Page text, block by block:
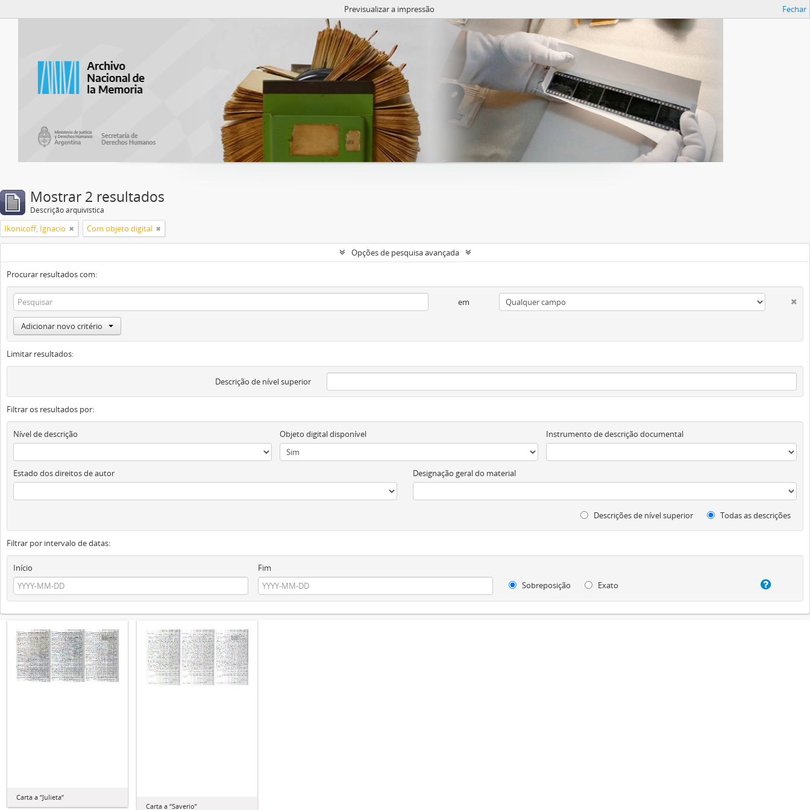
Previsualizar a impressão Fechar
Mostrar 2 resultados
Descrição arquivística
Ikonicoff, Ignacio Com objeto digital
Opções de pesquisa avançada
Procurar resultados com:
em
Adicionar novo critério
Limitar resultados:
Descrição de nível superior
Filtrar os resultados por:
Nível de descrição Objeto digital disponível Instrumento de descrição documental
Estado dos direitos de autor Designação geral do material
Descrições de nível superior Todas as descrições
Filtrar por intervalo de datas:
Início
Fim
Sobreposição
Exato
Carta a “Julieta”
Carta a “Saverio”